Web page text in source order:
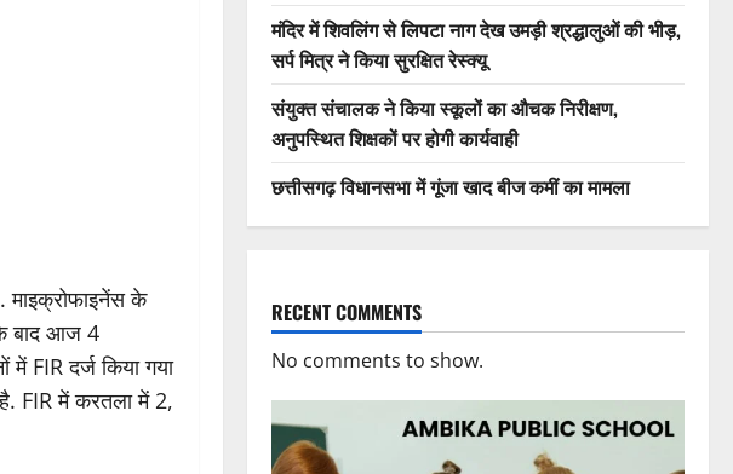
माइक्रोफाइनेंस के
बाद आज 4
FIR दर्ज किया गया
है. FIR में करतला में 2,
मंदिर में शिवलिंग से लिपटा नाग देख उमड़ी श्रद्धालुओं की भीड़,
सर्प मित्र ने किया सुरक्षित रेस्क्यू
संयुक्त संचालक ने किया स्कूलों का औचक निरीक्षण,
अनुपस्थित शिक्षकों पर होगी कार्यवाही
छत्तीसगढ़ विधानसभा में गूंजा खाद बीज कमीं का मामला
RECENT COMMENTS
No comments to show.